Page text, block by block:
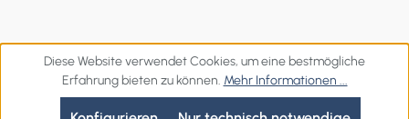
Diese Website verwendet Cookies, um eine bestmögliche
Erfahrung bieten zu können. Mehr Informationen ...